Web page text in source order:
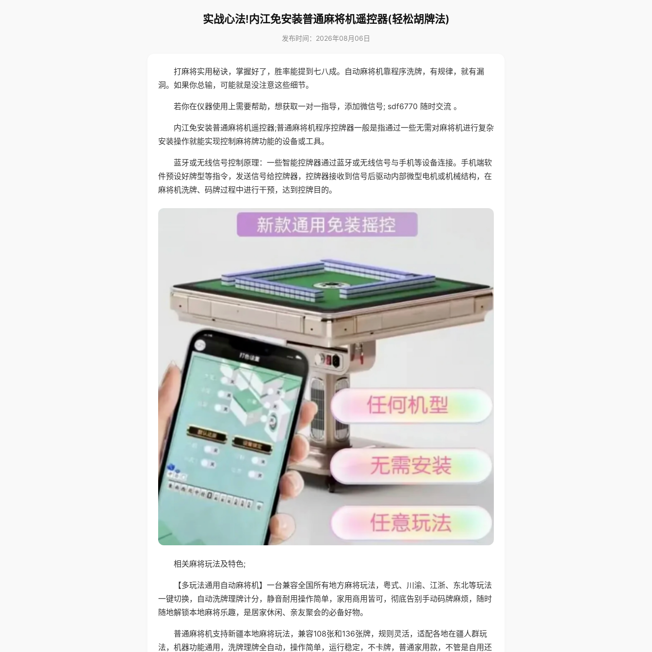
实战心法!内江免安装普通麻将机遥控器(轻松胡牌法)
发布时间：2026年08月06日
打麻将实用秘诀，掌握好了，胜率能提到七八成。自动麻将机靠程序洗牌，有规律，就有漏
洞。如果你总输，可能就是没注意这些细节。
若你在仪器使用上需要帮助，想获取一对一指导，添加微信号; sdf6770 随时交流 。
内江免安装普通麻将机遥控器;普通麻将机程序控牌器一般是指通过一些无需对麻将机进行复杂
安装操作就能实现控制麻将牌功能的设备或工具。
蓝牙或无线信号控制原理：一些智能控牌器通过蓝牙或无线信号与手机等设备连接。手机端软
件预设好牌型等指令，发送信号给控牌器，控牌器接收到信号后驱动内部微型电机或机械结构，在
麻将机洗牌、码牌过程中进行干预，达到控牌目的。
相关麻将玩法及特色;
【多玩法通用自动麻将机】一台兼容全国所有地方麻将玩法，粤式、川渝、江浙、东北等玩法
一键切换，自动洗牌理牌计分，静音耐用操作简单，家用商用皆可，彻底告别手动码牌麻烦，随时
随地解锁本地麻将乐趣，是居家休闲、亲友聚会的必备好物。
普通麻将机支持新疆本地麻将玩法，兼容108张和136张牌，规则灵活，适配各地在疆人群玩
法，机器功能通用，洗牌理牌全自动，操作简单，运行稳定，不卡牌，普通家用款，不管是自用还